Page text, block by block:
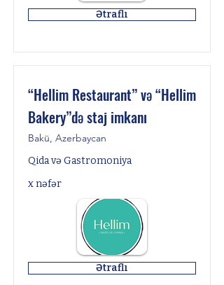
Ətraflı
“Hellim Restaurant” və “Hellim
Bakery”də staj imkanı
Bakü, Azerbaycan
Qida və Gastromoniya
x nəfər
Ətraflı